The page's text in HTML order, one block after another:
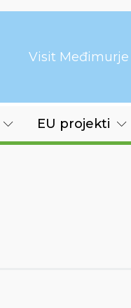
Visit Međimurje
EU projekti